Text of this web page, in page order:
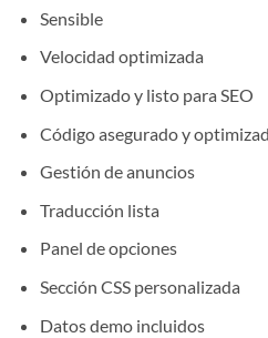
Sensible
Velocidad optimizada
Optimizado y listo para SEO
Código asegurado y
Gestión de anuncios
Traducción lista
Panel de opciones
Sección CSS personalizada
Datos demo incluidos